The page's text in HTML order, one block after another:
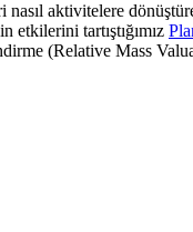
aktivitelere
etkilerini tartıştığımız
(Relative Mass